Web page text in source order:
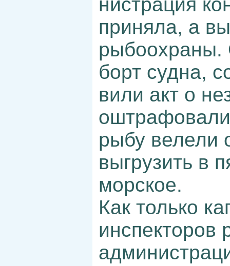
приняла, а
рыбоохраны.
борт судна,
вили акт о
рыбу велели
выгрузить в
морское.
Как только
инспекторов